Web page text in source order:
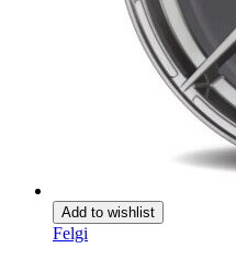
Add to wishlist
Felgi